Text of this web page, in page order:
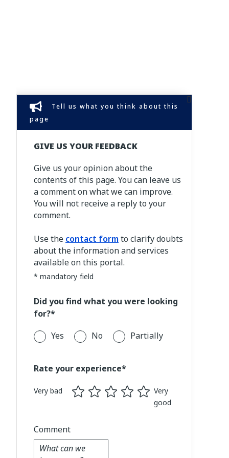
Tell us what you think about this
page
GIVE US YOUR FEEDBACK
Give us your opinion about the
contents of this page. You can leave us
a comment on what we can improve.
You will not receive a reply to your
comment.
Use the contact form to clarify doubts
about the information and services
available on this portal.
* mandatory field
Did you find what you were looking
for?*
Yes
No Partially
Rate your experience*
Very bad
Very
good
Comment